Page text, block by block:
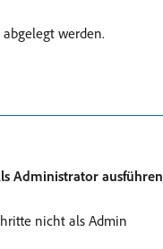
werden.
Administrator ausführen
nicht als Admin